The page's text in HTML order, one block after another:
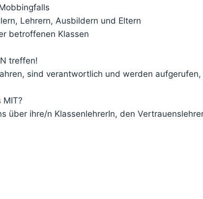
Lehrern, Ausbildern und Eltern
betroffenen Klassen
treffen!
sind verantwortlich und werden
MIT?
über ihre/n KlassenlehrerIn, den